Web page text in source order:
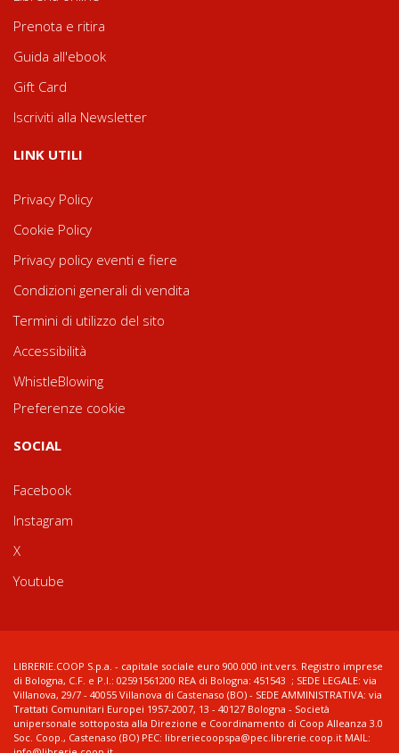
Prenota e ritira
Guida all'ebook
Gift Card
Iscriviti alla Newsletter
LINK UTILI
Privacy Policy
Cookie Policy
Privacy policy eventi e fiere
Condizioni generali di vendita
Termini di utilizzo del sito
Accessibilità
WhistleBlowing
Preferenze cookie
SOCIAL
Facebook
Instagram
X
Youtube
LIBRERIE.COOP S.p.a. - capitale sociale euro 900.000 int.vers. Registro imprese
di Bologna, C.F. e P.I.: 02591561200 REA di Bologna: 451543 ; SEDE LEGALE: via
Villanova, 29/7 - 40055 Villanova di Castenaso (BO) - SEDE AMMINISTRATIVA: via
Trattati Comunitari Europei 1957-2007, 13 - 40127 Bologna - Società
unipersonale sottoposta alla Direzione e Coordinamento di Coop Alleanza 3.0
Soc. Coop., Castenaso (BO) PEC: libreriecoopspa@pec.librerie.coop.it MAIL: